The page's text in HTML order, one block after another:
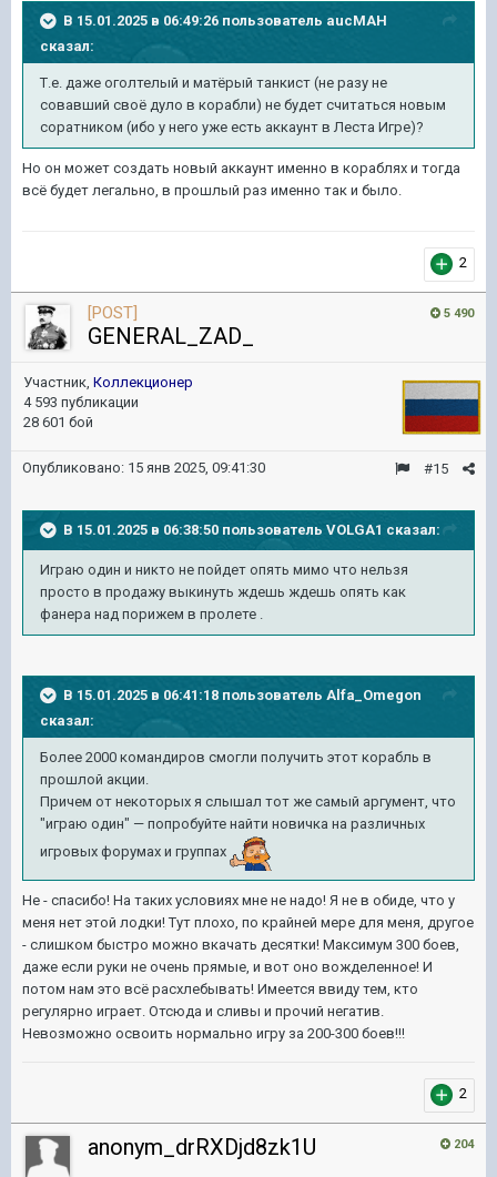
В 15.01.2025 в 06:49:26 пользователь aucMAH
сказал:
Т.е. даже оголтелый и матёрый танкист (не разу не
совавший своё дуло в корабли) не будет считаться новым
соратником (ибо у него уже есть аккаунт в Леста Игре)?
Но он может создать новый аккаунт именно в кораблях и тогда
всё будет легально, в прошлый раз именно так и было.
2
5 490
[POST]
GENERAL_ZAD_
Участник, Коллекционер
4 593 публикации
28 601 бой
#15
Опубликовано: 15 янв 2025, 09:41:30
В 15.01.2025 в 06:38:50 пользователь VOLGA1 сказал:
Играю один и никто не пойдет опять мимо что нельзя
просто в продажу выкинуть ждешь ждешь опять как
фанера над порижем в пролете .
В 15.01.2025 в 06:41:18 пользователь Alfa_Omegon
сказал:
Более 2000 командиров смогли получить этот корабль в
прошлой акции.
Причем от некоторых я слышал тот же самый аргумент, что
"играю один" — попробуйте найти новичка на различных
игровых форумах и группах
Не - спасибо! На таких условиях мне не надо! Я не в обиде, что у
меня нет этой лодки! Тут плохо, по крайней мере для меня, другое
- слишком быстро можно вкачать десятки! Максимум 300 боев,
даже если руки не очень прямые, и вот оно вожделенное! И
потом нам это всё расхлебывать! Имеется ввиду тем, кто
регулярно играет. Отсюда и сливы и прочий негатив.
Невозможно освоить нормально игру за 200-300 боев!!!
2
204
anonym_drRXDjd8zk1U